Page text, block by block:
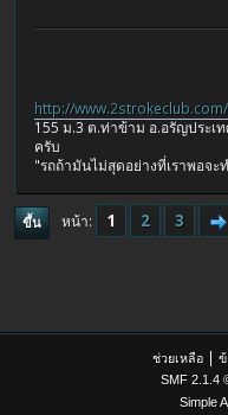
http://
155 ม.3 ต.ท่าข้าม อ.อรัญประเ
ครับ
"รถถ้ามันไม่สุดอย่างที่เราพอจ
ขึ้น หน้า 1 2 3
ช่วยเหลือ |
SMF 2.1.4
Simple